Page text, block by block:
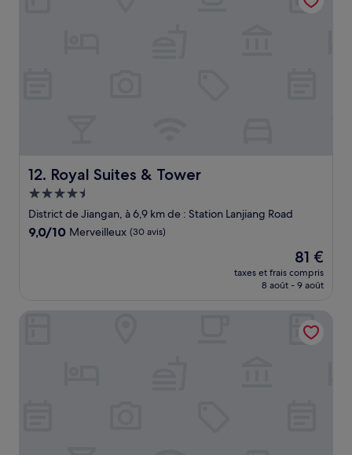
12. Royal Suites & Tower
Royal Suites & Tower
Hébergement
4.5 étoiles
District de Jiangan, à 6,9 km de : Station Lanjiang Road
9.0
9,0/10 Merveilleux (30 avis)
Le
nouveau
prix
de
81 €
81 €
taxes et frais compris
8 août - 9 août